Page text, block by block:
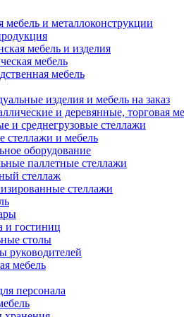
мебель и металлоконструкции
мебель и изделия
мебель
мебель
изделия и мебель на заказ
и деревянные, торговая
и среднегрузовые стеллажи
стеллажи и мебель
оборудование
паллетные стеллажи
стеллаж
стеллажи
и гостиниц
столы
руководителей
мебель
персонала